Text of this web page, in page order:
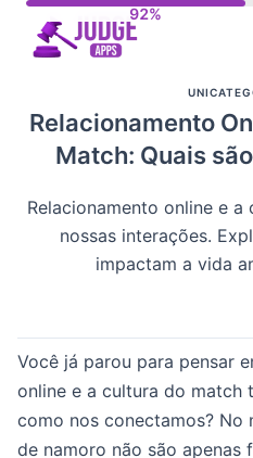
Relacionamento
Match: Quais
Relacionamento online e
nossas interações.
impactam a vida
Você já parou para pensar
online e a cultura do match
como nos conectamos? No
de namoro não são apenas